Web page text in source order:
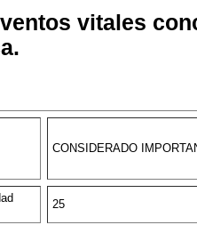
vitales
CONSIDERADO
25